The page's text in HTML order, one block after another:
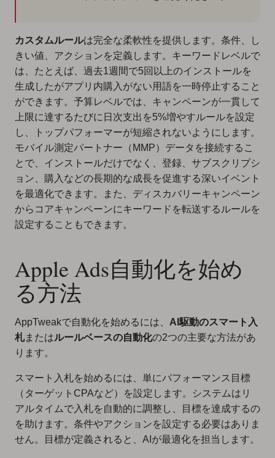
カスタムルールは完全な柔軟性を提供します。条件、し
きい値、アクションを定義します。キーワードレベルで
は、たとえば、過去1週間で5回以上のインストールを
生成したがアプリ内購入がない用語を一時停止すること
ができます。予算レベルでは、キャンペーンが一貫して
上限に達するたびに日次支出を5%増やすルールを設定
し、トップパフォーマーが短縮されないようにします。
モバイル測定パートナー（MMP）データを接続するこ
とで、インストールだけでなく、登録、サブスクリプシ
ョン、購入などの長期的な成長を促進する深いイベント
を最適化できます。また、ディスカバリーキャンペーン
からコアキャンペーンにキーワードを転送するルールを
設定することもできます。
Apple Ads自動化を始め
る方法
AppTweakで自動化を始めるには、 AI駆動のスマート入
札またはルールベースの自動化の2つの主要な方法があ
ります。
スマート入札を始めるには、単にパフォーマンス目標
（ターゲットCPAなど）を設定します。システムはリ
アルタイムで入札を自動的に調整し、目標を達成するの
を助けます。条件やアクションを設定する必要はありま
せん。目標が定義されると、AIが最適化を担当します。